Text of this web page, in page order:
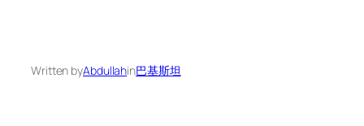
Written byAbdullahin巴基斯坦